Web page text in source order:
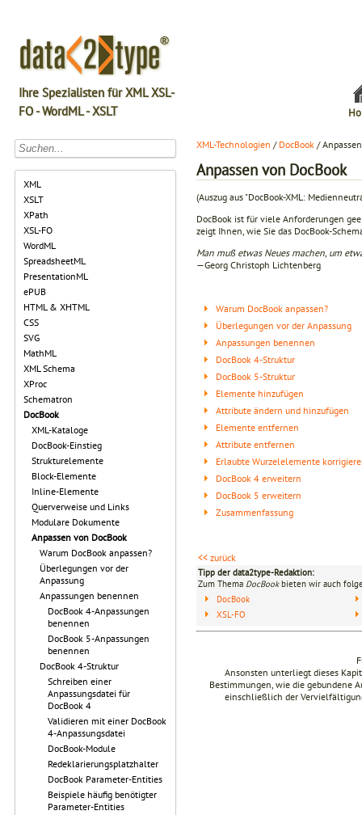
Ihre Spezialisten für XML XSL-
FO - WordML - XSLT
XML
XSLT
XPath
XSL-FO
WordML
SpreadsheetML
PresentationML
ePUB
HTML & XHTML
CSS
SVG
MathML
XML Schema
XProc
Schematron
DocBook
XML-Kataloge
DocBook-Einstieg
Strukturelemente
Block-Elemente
Inline-Elemente
Querverweise und Links
Modulare Dokumente
Anpassen von DocBook
Warum DocBook anpassen?
Überlegungen vor der
Anpassung
Anpassungen benennen
DocBook 4-Anpassungen
benennen
DocBook 5-Anpassungen
benennen
DocBook 4-Struktur
Schreiben einer
Anpassungsdatei für
DocBook 4
Validieren mit einer DocBook
4-Anpassungsdatei
DocBook-Module
Redeklarierungsplatzhalter
DocBook Parameter-Entities
Beispiele häufig benötigter
Parameter-Entities
XML-Technologien / DocBook /
Anpassen von DocBook
(Auszug aus "DocBook-XML:
DocBook ist für viele Anforderungen
zeigt Ihnen, wie Sie das DocBook-
Man muß etwas Neues machen, um
—Georg Christoph Lichtenberg
Warum DocBook anpassen?
Überlegungen vor der Anpassung
Anpassungen benennen
DocBook 4-Struktur
DocBook 5-Struktur
Elemente hinzufügen
Attribute ändern und hinzufügen
Elemente entfernen
Attribute entfernen
Erlaubte Wurzelelemente
DocBook 4 erweitern
DocBook 5 erweitern
Zusammenfassung
<< zurück
Tipp der data2type-Redaktion:
Zum Thema DocBookbieten wir auch
DocBook
XSL-FO
Ansonsten unterliegt dieses
Bestimmungen, wie die gebundene
einschließlich der